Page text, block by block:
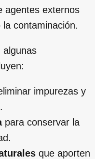
agentes externos
contaminación.
algunas
impurezas y
para conservar la
que aporten